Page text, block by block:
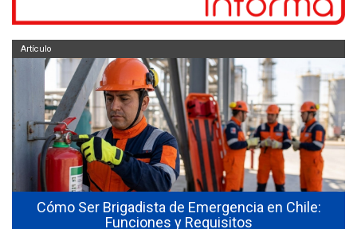
Cómo Ser Brigadista de Emergencia en Chile:
Funciones y Requisitos
Artículo